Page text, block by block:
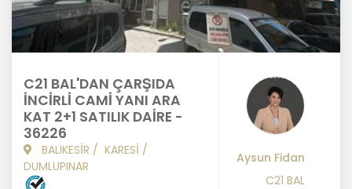
C21 BAL'DAN ÇARŞIDA
İNCİRLİ CAMİ YANI ARA
KAT 2+1 SATILIK DAİRE -
36226
BALIKESİR / KARESİ /
DUMLUPINAR
Aysun Fidan
C21 BAL